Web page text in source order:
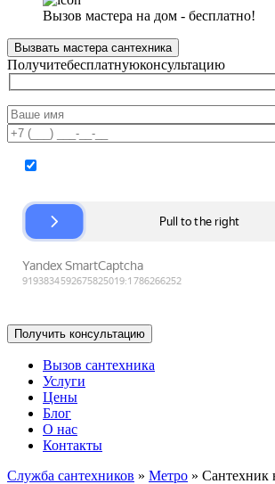
Вызов мастера на дом - бесплатно!
Вызвать мастера сантехника
Получитебесплатнуюконсультацию
Вызов сантехника
Услуги
Цены
Блог
О нас
Контакты
Служба сантехников » Метро » Сантехник